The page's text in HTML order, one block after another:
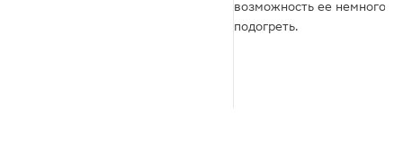
возможность ее немного
подогреть.